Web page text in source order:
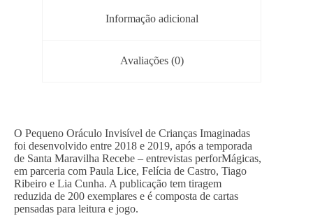
Informação adicional
Avaliações (0)
O Pequeno Oráculo Invisível de Crianças Imaginadas
foi desenvolvido entre 2018 e 2019, após a temporada
de Santa Maravilha Recebe – entrevistas perforMágicas,
em parceria com Paula Lice, Felícia de Castro, Tiago
Ribeiro e Lia Cunha. A publicação tem tiragem
reduzida de 200 exemplares e é composta de cartas
pensadas para leitura e jogo.